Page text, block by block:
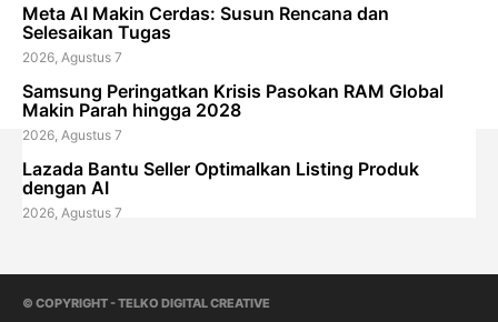
Meta AI Makin Cerdas: Susun Rencana dan
Selesaikan Tugas
2026, Agustus 7
Samsung Peringatkan Krisis Pasokan RAM Global
Makin Parah hingga 2028
2026, Agustus 7
Lazada Bantu Seller Optimalkan Listing Produk
dengan AI
2026, Agustus 7
© COPYRIGHT - TELKO DIGITAL CREATIVE